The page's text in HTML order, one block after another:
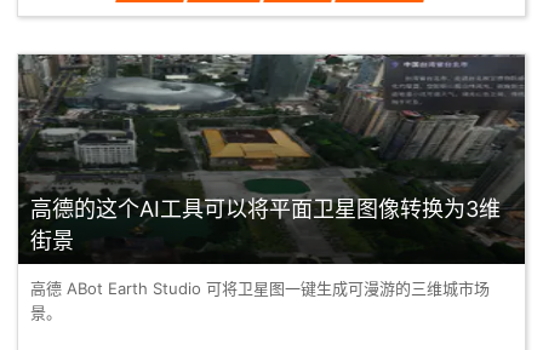
高德的这个AI工具可以将平面卫星图像转换为3维
街景
高德 ABot Earth Studio 可将卫星图一键生成可漫游的三维城市场
景。